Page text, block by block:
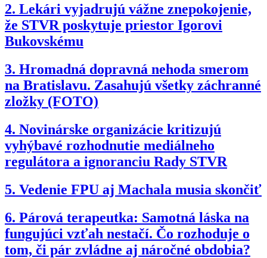
2. Lekári vyjadrujú vážne znepokojenie,
že STVR poskytuje priestor Igorovi
Bukovskému
3. Hromadná dopravná nehoda smerom
na Bratislavu. Zasahujú všetky záchranné
zložky (FOTO)
4. Novinárske organizácie kritizujú
vyhýbavé rozhodnutie mediálneho
regulátora a ignoranciu Rady STVR
5. Vedenie FPU aj Machala musia skončiť
6. Párová terapeutka: Samotná láska na
fungujúci vzťah nestačí. Čo rozhoduje o
tom, či pár zvládne aj náročné obdobia?